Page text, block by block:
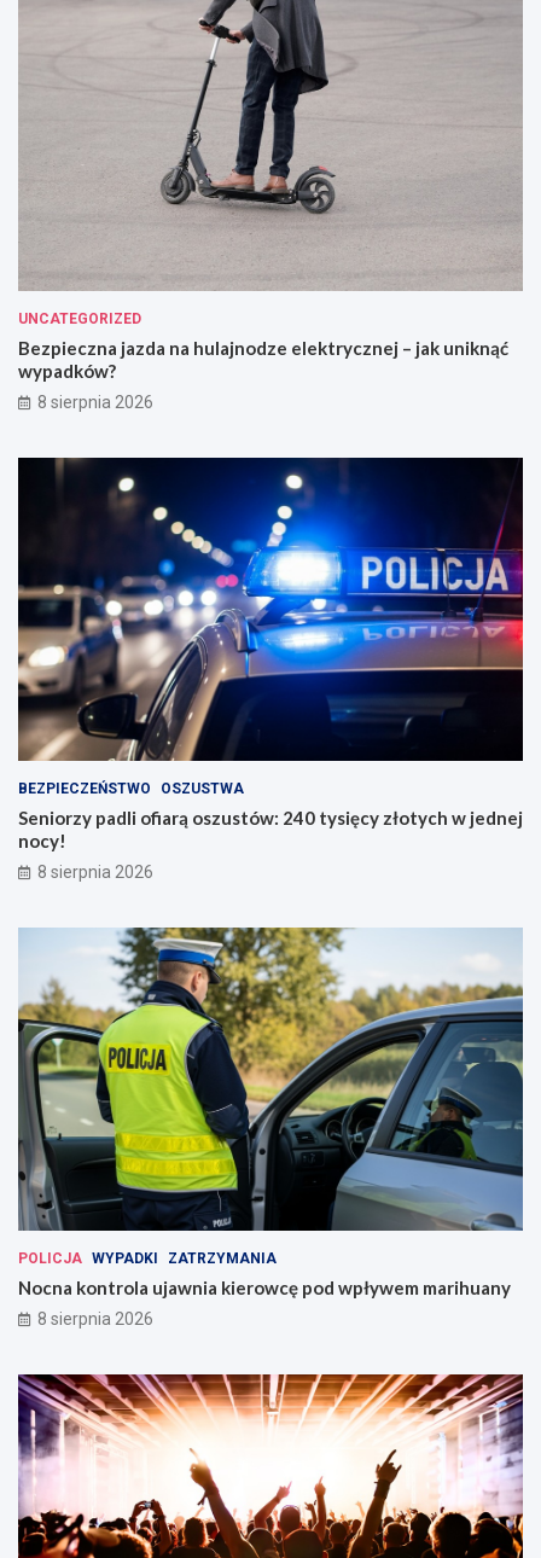
UNCATEGORIZED
Bezpieczna jazda na hulajnodze elektrycznej – jak uniknąć
wypadków?
8 sierpnia 2026
BEZPIECZEŃSTWO OSZUSTWA
Seniorzy padli ofiarą oszustów: 240 tysięcy złotych w jednej
nocy!
8 sierpnia 2026
POLICJA WYPADKI ZATRZYMANIA
Nocna kontrola ujawnia kierowcę pod wpływem marihuany
8 sierpnia 2026